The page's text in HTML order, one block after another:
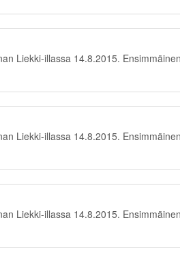
Liekki-illassa 14.8.2015.
Liekki-illassa 14.8.2015.
Liekki-illassa 14.8.2015.